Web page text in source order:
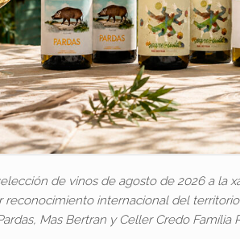
de vinos de agosto de 2026 a la
reconocimiento internacional del
Mas Bertran y Celler Credo